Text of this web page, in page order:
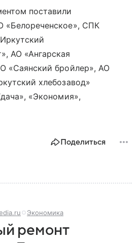
поставили
«Белореченское», СПК
АО «Ангарская
«Саянский бройлер», АО
хлебозавод»
«Экономия»,
Поделиться
Экономика
ремонт